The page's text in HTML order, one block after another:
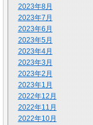
2023年8月
2023年7月
2023年6月
2023年5月
2023年4月
2023年3月
2023年2月
2023年1月
2022年12月
2022年11月
2022年10月